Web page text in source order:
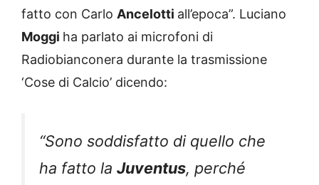
fatto con Carlo Ancelotti all’epoca”. Luciano
Moggi ha parlato ai microfoni di
Radiobianconera durante la trasmissione
‘Cose di Calcio’ dicendo:
“Sono soddisfatto di quello che
ha fatto la Juventus, perché